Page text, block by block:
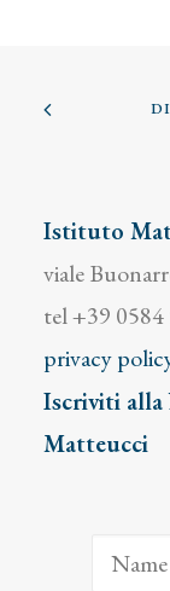
Istituto
viale
tel +39
privacy
Iscriviti
Matteucci